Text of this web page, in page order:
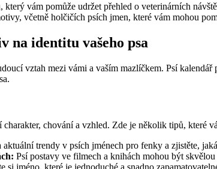
který vám pomůže udržet přehled o veterinárních
včetně holčičích psích jmen, které vám mohou
na identitu vašeho psa
vztah mezi vámi a vaším mazlíčkem. Psí
chování a vzhled. Zde je několik tipů, které
aktuální trendy v psích jménech pro fenky a zjistěte,
Psí postavy ve filmech a knihách mohou být
si jméno, které je jednoduché a snadno